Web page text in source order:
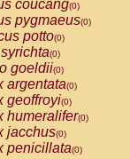
calvus
cupreus
donacophilus
moloch
torquatus
spp.(0)
satanas(0)
monachus
pithecia(0)
coucang(0)
pygmaeus(0)
potto(0)
(0)
goeldii(0)
argentata(0)
geoffroyi(0)
humeralifer(0)
jacchus(0)
penicillata(0)